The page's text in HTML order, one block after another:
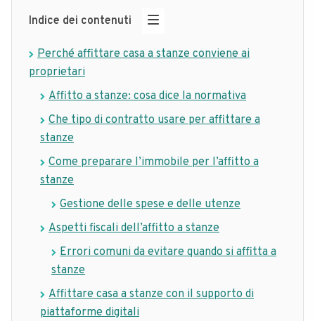
Indice dei contenuti
Perché affittare casa a stanze conviene ai
proprietari
Affitto a stanze: cosa dice la normativa
Che tipo di contratto usare per affittare a
stanze
Come preparare l’immobile per l’affitto a
stanze
Gestione delle spese e delle utenze
Aspetti fiscali dell’affitto a stanze
Errori comuni da evitare quando si affitta a
stanze
Affittare casa a stanze con il supporto di
piattaforme digitali